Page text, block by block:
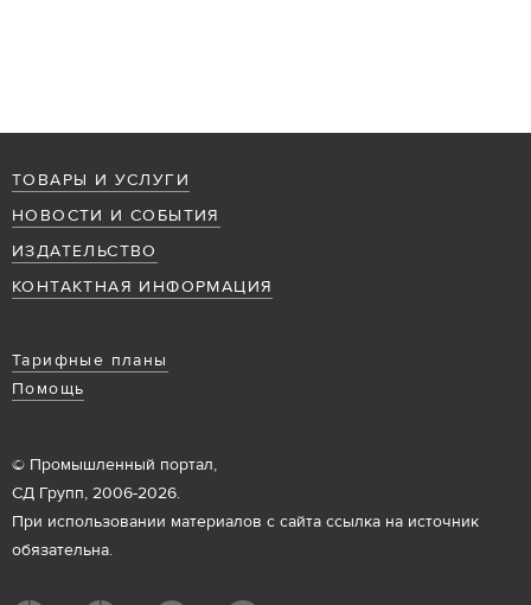
ТОВАРЫ И УСЛУГИ
НОВОСТИ И СОБЫТИЯ
ИЗДАТЕЛЬСТВО
КОНТАКТНАЯ ИНФОРМАЦИЯ
Тарифные планы
Помощь
© Промышленный портал,
СД Групп, 2006-2026.
При использовании материалов с сайта ссылка на источник
обязательна.